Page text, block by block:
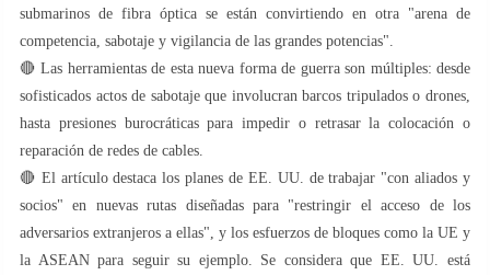
submarinos de fibra óptica se están convirtiendo en otra "arena de
competencia, sabotaje y vigilancia de las grandes potencias".
🔴 Las herramientas de esta nueva forma de guerra son múltiples: desde
sofisticados actos de sabotaje que involucran barcos tripulados o drones,
hasta presiones burocráticas para impedir o retrasar la colocación o
reparación de redes de cables.
🔴 El artículo destaca los planes de EE. UU. de trabajar "con aliados y
socios" en nuevas rutas diseñadas para "restringir el acceso de los
adversarios extranjeros a ellas", y los esfuerzos de bloques como la UE y
la ASEAN para seguir su ejemplo. Se considera que EE. UU. está